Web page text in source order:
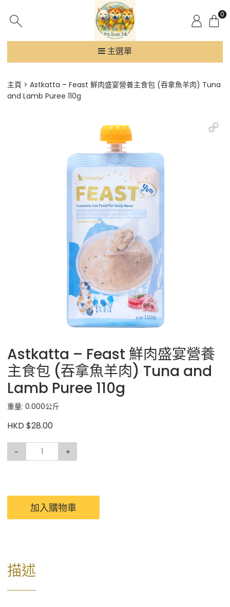
0
主選單
主頁
Astkatta – Feast 鮮肉盛宴營養主食包 (吞拿魚羊肉) Tuna
and Lamb Puree 110g
Astkatta – Feast 鮮肉盛宴營養
主食包 (吞拿魚羊肉) Tuna and
Lamb Puree 110g
重量: 0.000公斤
HKD $28.00
- +
加入購物車
描述